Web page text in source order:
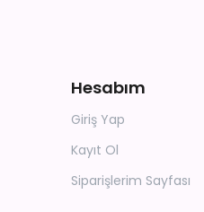
Hesabım
Giriş Yap
Kayıt Ol
Siparişlerim Sayfası